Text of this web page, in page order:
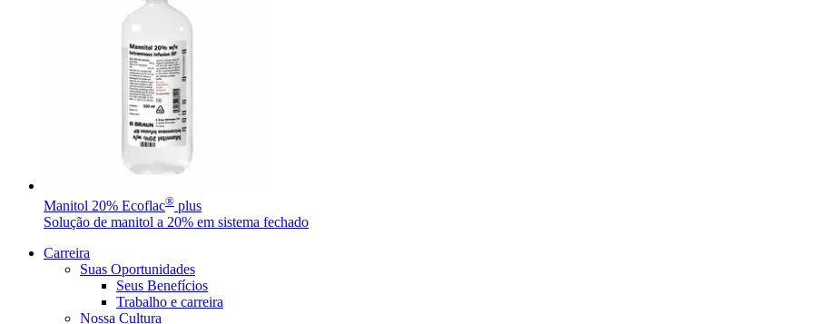
Educação continuada para profissionais da saúde. Acesse a Aesculap Academy Brasil e inscreva-se!
Manitol 20% Ecoflac® plus
Solução de manitol a 20% em sistema fechado
Carreira
Suas Oportunidades
Seus Benefícios
Trabalho e carreira
Nossa Cultura